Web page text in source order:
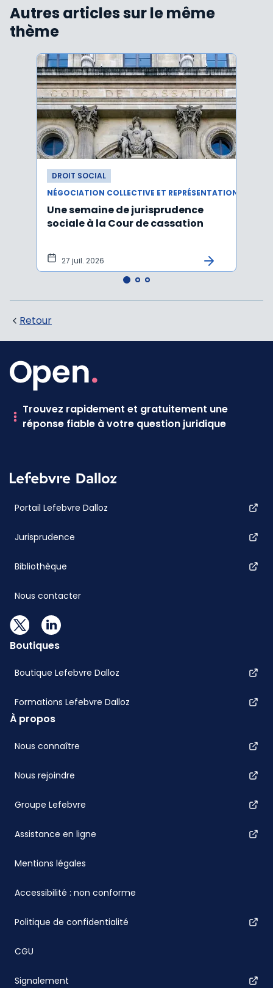
Autres articles sur le même
thème
DROIT SOCIAL
Une semaine de jurisprudence
sociale à la Cour de cassation
27 juil. 2026
Retour
Trouvez rapidement et gratuitement une
réponse fiable à votre question juridique
Portail Lefebvre Dalloz
Jurisprudence
Bibliothèque
Nous contacter
Boutiques
Boutique Lefebvre Dalloz
Formations Lefebvre Dalloz
À propos
Nous connaître
Nous rejoindre
Groupe Lefebvre
Assistance en ligne
Mentions légales
Accessibilité : non conforme
Politique de confidentialité
CGU
Signalement